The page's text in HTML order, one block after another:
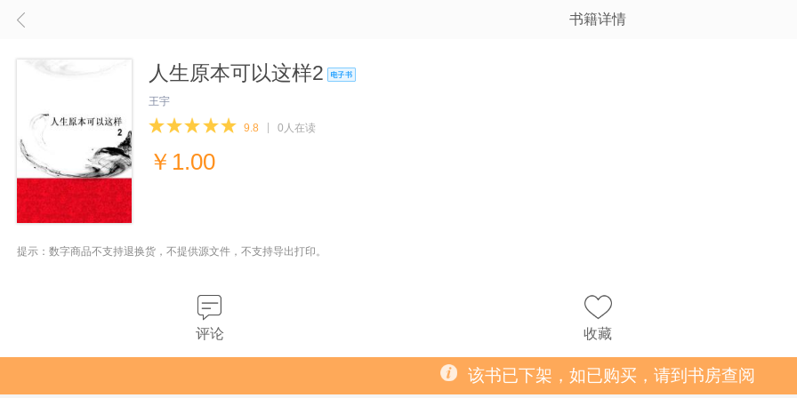
书籍详情
人生原本可以这样2
王宇
9.8 0人在读
￥ 1.00
提示：数字商品不支持退换货，不提供源文件，不支持导出打印。
评论 收藏
该书已下架，如已购买，请到书房查阅